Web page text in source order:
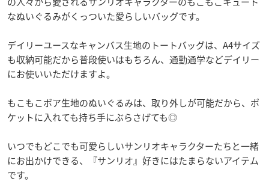
なぬいぐるみがくっついた愛らしいバッグです。
デイリーユースなキャンバス生地のトートバッグは、A4サイズ
も収納可能だから普段使いはもちろん、通勤通学などデイリー
にお使いいただけますよ。
もこもこボア生地のぬいぐるみは、取り外しが可能だから、ポ
ケットに入れても持ち手にぶらさげても◎
いつでもどこでも可愛らしいサンリオキャラクターたちと一緒
にお出かけできる、『サンリオ』好きにはたまらないアイテム
です。